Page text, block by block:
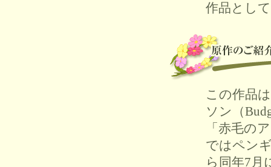
作品とし
この作品
ソン（
「赤毛の
ではペン
ら同年7月